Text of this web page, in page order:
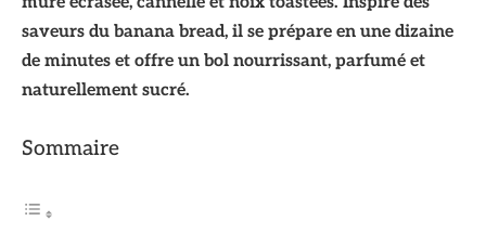
saveurs du banana bread, il se prépare en une dizaine
de minutes et offre un bol nourrissant, parfumé et
naturellement sucré.
Sommaire